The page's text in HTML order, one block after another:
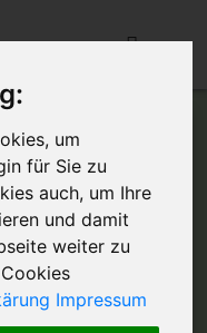
um
für Sie zu
auch, um Ihre
und damit
weiter zu
Impressum
Toggle